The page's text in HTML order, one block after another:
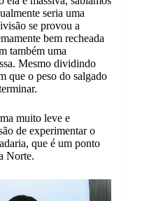
seria uma
se provou a
bem recheada
também uma
Mesmo dividindo
que o peso do salgado
muito leve e
de experimentar o
que é um ponto
Norte.